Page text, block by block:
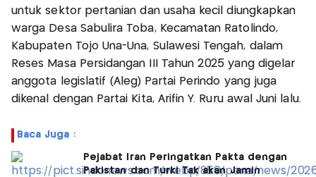
untuk sektor pertanian dan usaha kecil diungkapkan
warga Desa Sabulira Toba, Kecamatan Ratolindo,
Kabupaten Tojo Una-Una, Sulawesi Tengah, dalam
Reses Masa Persidangan III Tahun 2025 yang digelar
anggota legislatif (Aleg) Partai Perindo yang juga
dikenal dengan Partai Kita, Arifin Y. Ruru awal Juni lalu.
Baca Juga :
Pejabat Iran Peringatkan Pakta dengan
Pakistan dan Turki Tak akan Jamin